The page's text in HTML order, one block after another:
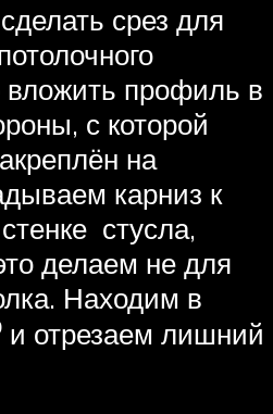
срез для
вложить профиль в
с которой
на
карниз к
стусла,
делаем не для
Находим в
и отрезаем лишний